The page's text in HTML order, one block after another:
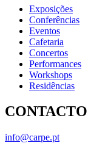
Exposições
Conferências
Eventos
Cafetaria
Concertos
Performances
Workshops
Residências
info@carpe.pt